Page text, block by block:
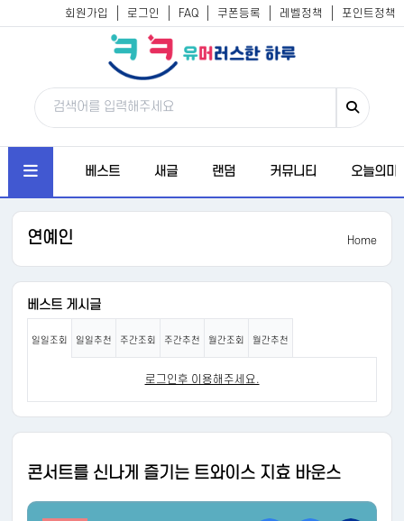
회원가입 로그인 FAQ 쿠폰등록 레벨정책 포인트정책
베스트 새글 랜덤 커뮤니티 오늘의미
연예인 Home
베스트 게시글
일일조회 일일추천 주간조회 주간추천 월간조회 월간추천
로그인후 이용해주세요.
콘서트를 신나게 즐기는 트와이스 지효 바운스